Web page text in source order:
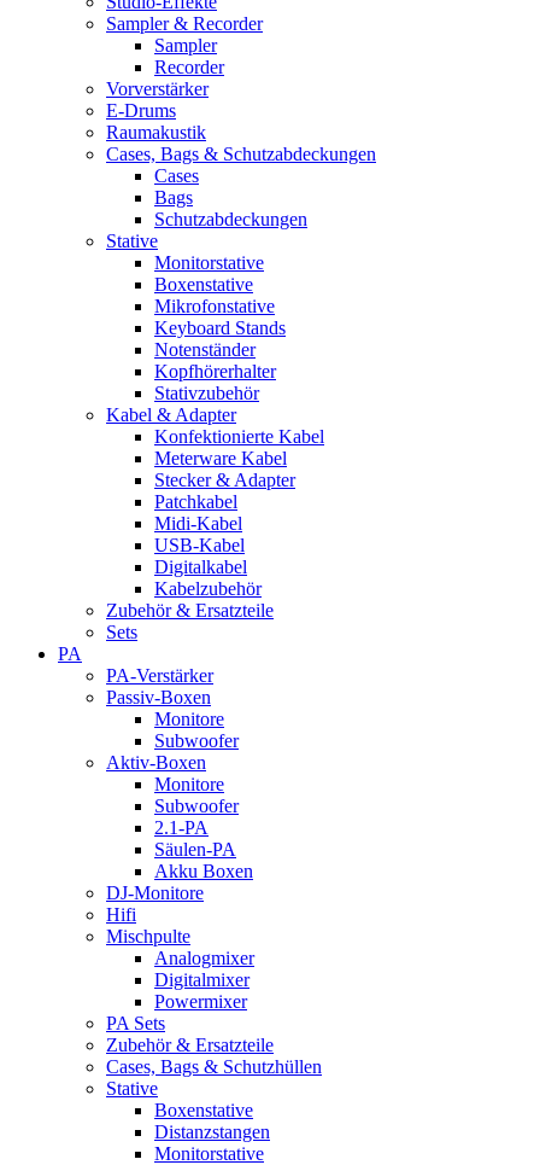
Sampler & Recorder
Sampler
Recorder
Vorverstärker
E-Drums
Raumakustik
Cases, Bags & Schutzabdeckungen
Cases
Bags
Schutzabdeckungen
Stative
Monitorstative
Boxenstative
Mikrofonstative
Keyboard Stands
Notenständer
Kopfhörerhalter
Stativzubehör
Kabel & Adapter
Konfektionierte Kabel
Meterware Kabel
Stecker & Adapter
Patchkabel
Midi-Kabel
USB-Kabel
Digitalkabel
Kabelzubehör
Zubehör & Ersatzteile
Sets
PA
PA-Verstärker
Passiv-Boxen
Monitore
Subwoofer
Aktiv-Boxen
Monitore
Subwoofer
2.1-PA
Säulen-PA
Akku Boxen
DJ-Monitore
Hifi
Mischpulte
Analogmixer
Digitalmixer
Powermixer
PA Sets
Zubehör & Ersatzteile
Cases, Bags & Schutzhüllen
Stative
Boxenstative
Distanzstangen
Monitorstative